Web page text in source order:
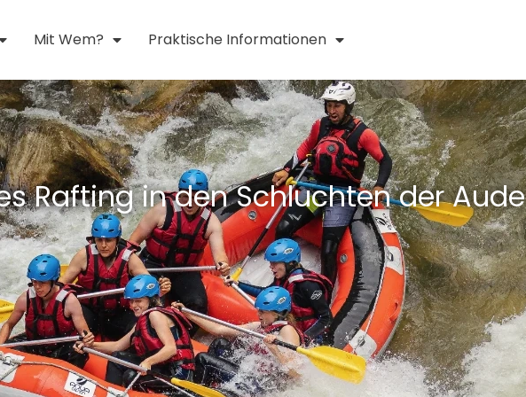
Mit Wem? Praktische Informationen
Rafting in den Schluchten der Aude